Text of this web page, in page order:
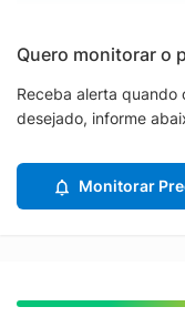
Quero monitorar o
Receba alerta quando
desejado, informe
Monitorar